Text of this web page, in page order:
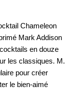
Chameleon
Mark Addison
en douze
les classiques. M.
pour créer
le bien-aimé